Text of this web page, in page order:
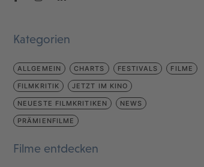
Kategorien
ALLGEMEIN CHARTS FESTIVALS FILME
FILMKRITIK JETZT IM KINO
NEUESTE FILMKRITIKEN NEWS
PRÄMIENFILME
Filme entdecken